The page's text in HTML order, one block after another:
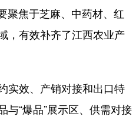
聚焦于芝麻、中药材、红
，有效补齐了江西农业产
效、产销对接和出口特
与“爆品”展示区、供需对接